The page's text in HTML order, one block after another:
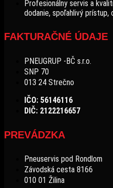
Profesionálny servis a
dodanie, spoľahlivý
FAKTURAČNÉ ÚDAJE
PNEUGRUP -BČ s.r.o.
SNP 70
013 24 Strečno
IČO: 56146116
DIČ: 2122216657
PREVÁDZKA
Pneuservis pod Rondlom
Závodská cesta 8166
010 01 Žilina